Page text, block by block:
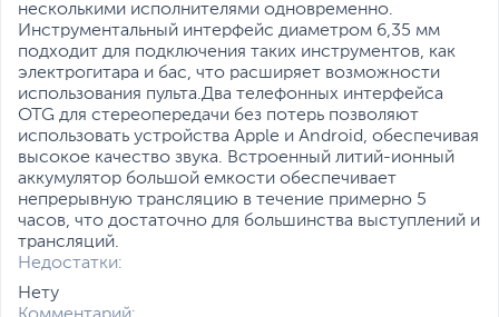
несколькими исполнителями одновременно.
Инструментальный интерфейс диаметром 6,35 мм
подходит для подключения таких инструментов, как
электрогитара и бас, что расширяет возможности
использования пульта.Два телефонных интерфейса
OTG для стереопередачи без потерь позволяют
использовать устройства Apple и Android, обеспечивая
высокое качество звука. Встроенный литий-ионный
аккумулятор большой емкости обеспечивает
непрерывную трансляцию в течение примерно 5
часов, что достаточно для большинства выступлений и
трансляций.
Недостатки:
Нету